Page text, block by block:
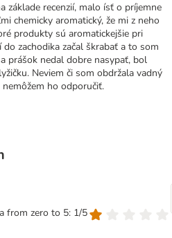
základe recenzií, malo ísť o príjemne
chemicky aromatický, že mi z neho
produkty sú aromatickejšie pri
zachodika začal škrabať a to som
prášok nedal dobre nasypať, bol
Neviem či som obdržala vadný
ho odporučiť.
from zero to 5: 1/5